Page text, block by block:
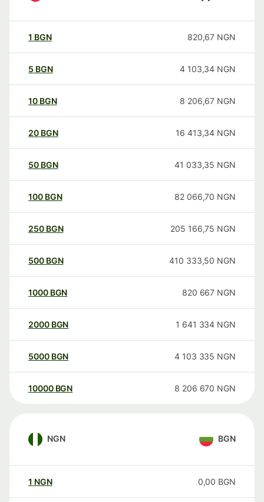
1 BGN 820,67 NGN
5 BGN 4 103,34 NGN
10 BGN 8 206,67 NGN
20 BGN 16 413,34 NGN
50 BGN 41 033,35 NGN
100 BGN 82 066,70 NGN
250 BGN 205 166,75 NGN
500 BGN 410 333,50 NGN
1000 BGN 820 667 NGN
2000 BGN 1 641 334 NGN
5000 BGN 4 103 335 NGN
10000 BGN 8 206 670 NGN
NGN BGN
1 NGN 0,00 BGN